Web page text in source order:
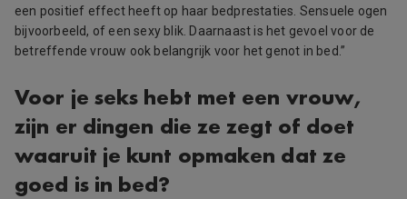
een positief effect heeft op haar bedprestaties. Sensuele ogen
bijvoorbeeld, of een sexy blik. Daarnaast is het gevoel voor de
betreffende vrouw ook belangrijk voor het genot in bed.”
Voor je seks hebt met een vrouw,
zijn er dingen die ze zegt of doet
waaruit je kunt opmaken dat ze
goed is in bed?